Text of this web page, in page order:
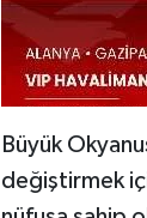
Büyük
değiştirmek